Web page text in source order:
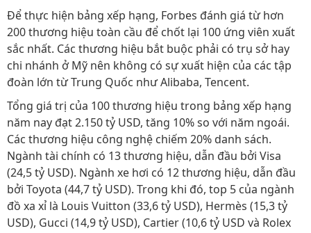
Để thực hiện bảng xếp hạng, Forbes đánh giá từ hơn
200 thương hiệu toàn cầu để chốt lại 100 ứng viên xuất
sắc nhất. Các thương hiệu bắt buộc phải có trụ sở hay
chi nhánh ở Mỹ nên không có sự xuất hiện của các tập
đoàn lớn từ Trung Quốc như Alibaba, Tencent.
Tổng giá trị của 100 thương hiệu trong bảng xếp hạng
năm nay đạt 2.150 tỷ USD, tăng 10% so với năm ngoái.
Các thương hiệu công nghệ chiếm 20% danh sách.
Ngành tài chính có 13 thương hiệu, dẫn đầu bởi Visa
(24,5 tỷ USD). Ngành xe hơi có 12 thương hiệu, dẫn đầu
bởi Toyota (44,7 tỷ USD). Trong khi đó, top 5 của ngành
đồ xa xỉ là Louis Vuitton (33,6 tỷ USD), Hermès (15,3 tỷ
USD), Gucci (14,9 tỷ USD), Cartier (10,6 tỷ USD và Rolex